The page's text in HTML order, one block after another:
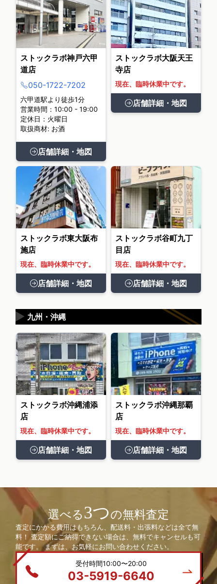
ストックラボ神戸六甲
道店
050-1722-7202
六甲道駅より徒歩1分
営業時間：10:00 - 19:00
定休日：火曜日
取扱商材: お酒
店舗詳細・地図
ストックラボ大阪天王
寺店
現在、臨時休業中です。
店舗詳細・地図
ストックラボ東大阪布
施店
現在、臨時休業中です。
店舗詳細・地図
ストックラボ谷町九丁
目店
現在、臨時休業中です。
店舗詳細・地図
九州・沖縄
▶
ストックラボ沖縄浦添
店
現在、臨時休業中です。
店舗詳細・地図
ストックラボ沖縄那覇
店
現在、臨時休業中です。
店舗詳細・地図
選べる3つの無料査定
査定にかかる費用はもちろん、配送料・出張料などは全て無
料！ 査定額にご納得できない場合は、無料でキャンセルも可
能です。 まずは、お気軽にお問い合わせください。
受付時間10:00〜20:00
03-5919-6640